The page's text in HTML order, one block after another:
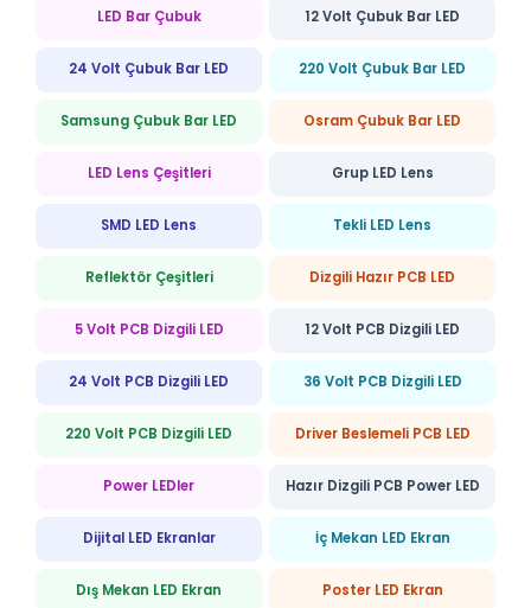
LED Bar Çubuk 12 Volt Çubuk Bar LED
24 Volt Çubuk Bar LED 220 Volt Çubuk Bar LED
Samsung Çubuk Bar LED Osram Çubuk Bar LED
LED Lens Çeşitleri Grup LED Lens
SMD LED Lens Tekli LED Lens
Reflektör Çeşitleri Dizgili Hazır PCB LED
5 Volt PCB Dizgili LED 12 Volt PCB Dizgili LED
24 Volt PCB Dizgili LED 36 Volt PCB Dizgili LED
220 Volt PCB Dizgili LED Driver Beslemeli PCB LED
Power LEDler Hazır Dizgili PCB Power LED
Dijital LED Ekranlar İç Mekan LED Ekran
Dış Mekan LED Ekran Poster LED Ekran